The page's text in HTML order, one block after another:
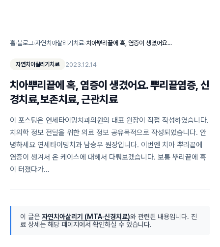
홈›블로그›자연치아살리기치료› 치아뿌리끝에 혹, 염증이 생겼어요. 뿌리끝염증, 신경치료,보존치료, 근관치료
자연치아살리기치료 2023.12.14
치아뿌리끝에 혹, 염증이 생겼어요. 뿌리끝염증, 신
경치료,보존치료, 근관치료
이 포스팅은 연세타이밍치과의원의 대표 원장이 직접 작성하였습니다.
치의학 정보 전달을 위한 의료 정보 공유목적으로 작성되었습니다. 안
녕하세요 연세타이밍치과 남승우 원장입니다. 이번엔 치아 뿌리끝에
염증이 생겨서 온 케이스에 대해서 다뤄보겠습니다. 보통 뿌리끝에 혹
이 터졌다가…
이 글은 자연치아살리기 (MTA·신경치료)와 관련된 내용입니다. 진
료 상세는 해당 페이지에서 확인하실 수 있습니다.